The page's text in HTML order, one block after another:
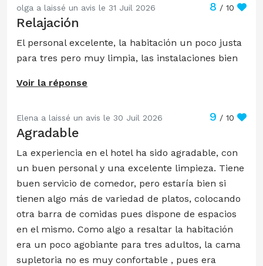
olga a laissé un avis le 31 Juil 2026 8 / 10
Relajación
El personal excelente, la habitación un poco justa
para tres pero muy limpia, las instalaciones bien
Voir la réponse
Elena a laissé un avis le 30 Juil 2026 9 / 10
Agradable
La experiencia en el hotel ha sido agradable, con
un buen personal y una excelente limpieza. Tiene
buen servicio de comedor, pero estaría bien si
tienen algo más de variedad de platos, colocando
otra barra de comidas pues dispone de espacios
en el mismo. Como algo a resaltar la habitación
era un poco agobiante para tres adultos, la cama
supletoria no es muy confortable , pues era